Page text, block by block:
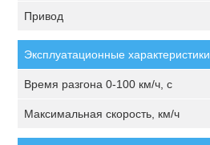
Привод
Эксплуатационные характеристики
Время разгона 0-100 км/ч, с
Максимальная скорость, км/ч